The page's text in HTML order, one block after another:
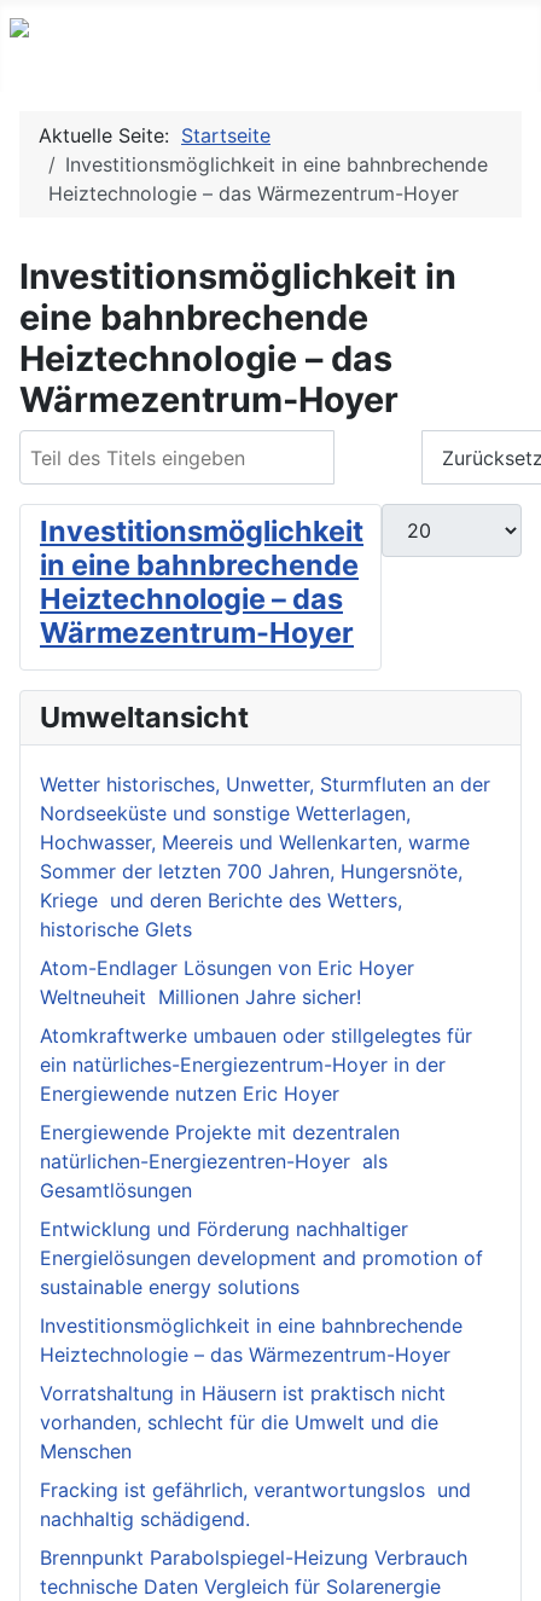
Aktuelle Seite: Startseite
Investitionsmöglichkeit in eine bahnbrechende
Heiztechnologie – das Wärmezentrum-Hoyer
Investitionsmöglichkeit in
eine bahnbrechende
Heiztechnologie – das
Wärmezentrum-Hoyer
Anzeige #
Investitionsmöglichkeit
in eine bahnbrechende
Heiztechnologie – das
Wärmezentrum-Hoyer
Umweltansicht
Wetter historisches, Unwetter, Sturmfluten an der
Nordseeküste und sonstige Wetterlagen,
Hochwasser, Meereis und Wellenkarten, warme
Sommer der letzten 700 Jahren, Hungersnöte,
Kriege und deren Berichte des Wetters,
historische Glets
Atom-Endlager Lösungen von Eric Hoyer
Weltneuheit Millionen Jahre sicher!
Atomkraftwerke umbauen oder stillgelegtes für
ein natürliches-Energiezentrum-Hoyer in der
Energiewende nutzen Eric Hoyer
Energiewende Projekte mit dezentralen
natürlichen-Energiezentren-Hoyer als
Gesamtlösungen
Entwicklung und Förderung nachhaltiger
Energielösungen development and promotion of
sustainable energy solutions
Investitionsmöglichkeit in eine bahnbrechende
Heiztechnologie – das Wärmezentrum-Hoyer
Vorratshaltung in Häusern ist praktisch nicht
vorhanden, schlecht für die Umwelt und die
Menschen
Fracking ist gefährlich, verantwortungslos und
nachhaltig schädigend.
Brennpunkt Parabolspiegel-Heizung Verbrauch
technische Daten Vergleich für Solarenergie